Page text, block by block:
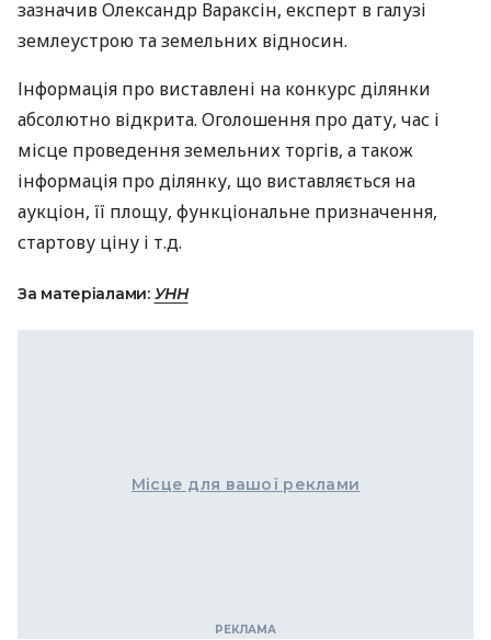
зазначив Олександр Вараксін, експерт в галузі
землеустрою та земельних відносин.
Інформація про виставлені на конкурс ділянки
абсолютно відкрита. Оголошення про дату, час і
місце проведення земельних торгів, а також
інформація про ділянку, що виставляється на
аукціон, її площу, функціональне призначення,
стартову ціну і т.д.
За матеріалами: УНН
Місце для вашої реклами